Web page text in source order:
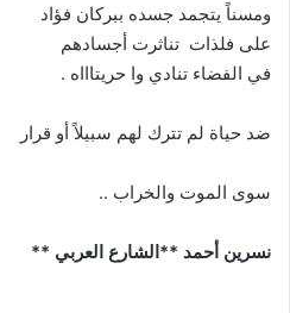
ومسناً يتجمد جسده ببركان فؤاد
على فلذات تناثرت أجسادهم
في الفضاء تنادي وا حريتاااه .
ضد حياة لم تترك لهم سبيلاً أو قرار
سوى الموت والخراب ..
نسرين أحمد **الشارع العربي **